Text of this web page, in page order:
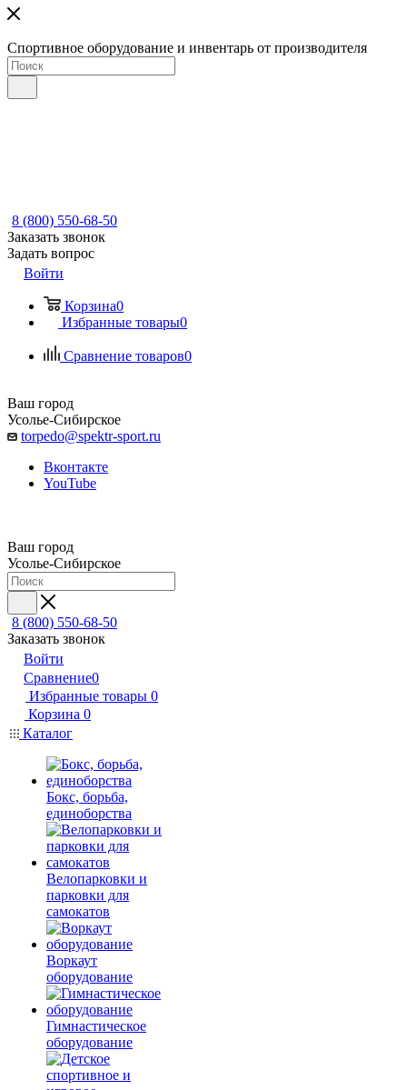
Спортивное оборудование и инвентарь от производителя
8 (800) 550-68-50
Заказать звонок
Задать вопрос
Войти
Корзина0
Избранные товары0
Сравнение товаров0
Ваш город
Усолье-Сибирское
torpedo@spektr-sport.ru
Вконтакте
YouTube
Ваш город
Усолье-Сибирское
8 (800) 550-68-50
Заказать звонок
Войти
Сравнение0
Избранные товары 0
Корзина 0
Каталог
Бокс, борьба,
единоборства
Велопарковки и
парковки для
самокатов
Воркаут
оборудование
Гимнастическое
оборудование